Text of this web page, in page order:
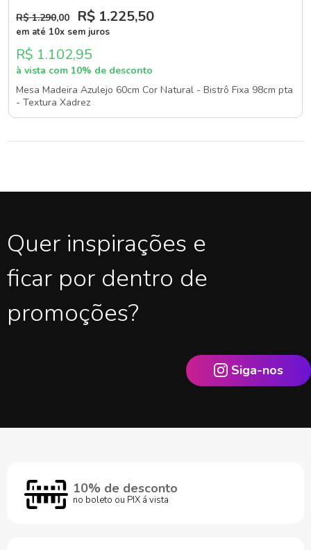
R$ 1.290,00 R$ 1.225,50
em até 10x sem juros
R$ 1.102,95
à vista com 10% de desconto
Mesa Madeira Azulejo 60cm Cor Natural - Bistrô Fixa 98cm pta
- Textura Xadrez
Quer inspirações e
ficar por dentro de
promoções?
Siga-nos
10% de desconto
no boleto ou PIX á vista